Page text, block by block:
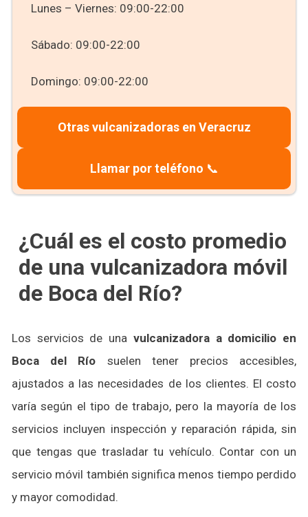
Lunes – Viernes: 09:00-22:00
Sábado: 09:00-22:00
Domingo: 09:00-22:00
Otras vulcanizadoras en Veracruz
Llamar por teléfono 📞
¿Cuál es el costo promedio
de una vulcanizadora móvil
de Boca del Río?
Los servicios de una vulcanizadora a domicilio en
Boca del Río suelen tener precios accesibles,
ajustados a las necesidades de los clientes. El costo
varía según el tipo de trabajo, pero la mayoría de los
servicios incluyen inspección y reparación rápida, sin
que tengas que trasladar tu vehículo. Contar con un
servicio móvil también significa menos tiempo perdido
y mayor comodidad.